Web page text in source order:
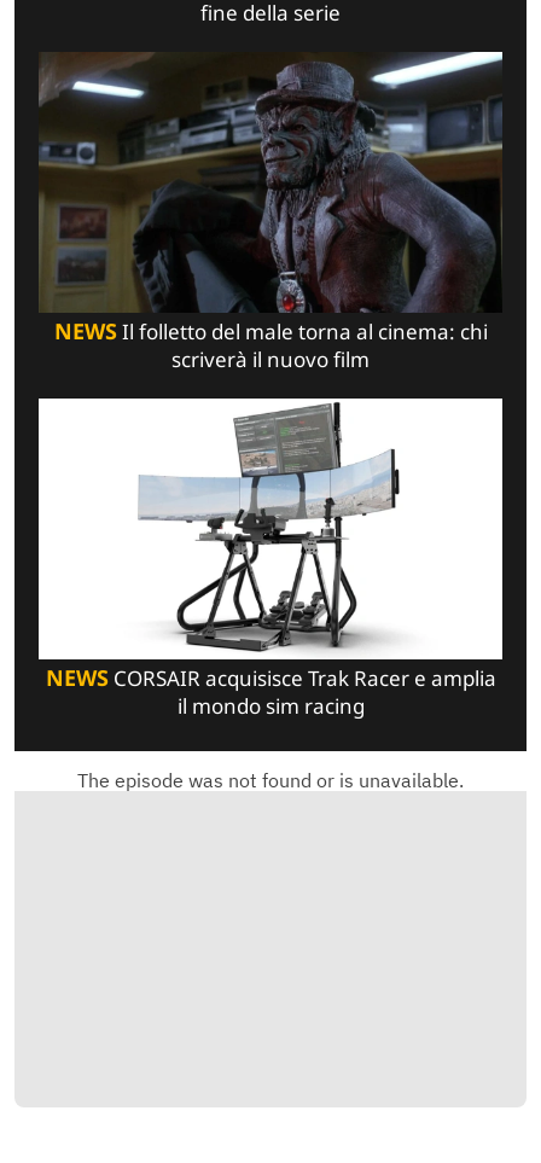
fine della serie
NEWSIl folletto del male torna al cinema: chi
scriverà il nuovo film
NEWSCORSAIR acquisisce Trak Racer e amplia
il mondo sim racing